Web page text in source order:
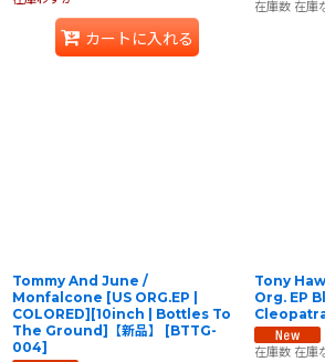
カートに入れる
在庫数 在庫
Tommy And June /
Monfalcone [US ORG.EP |
COLORED][10inch | Bottles To
The Ground]【新品】
[BTTG-
004]
Tony
Org. EP
在庫数 在庫